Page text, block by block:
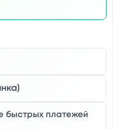
быстрых платежей